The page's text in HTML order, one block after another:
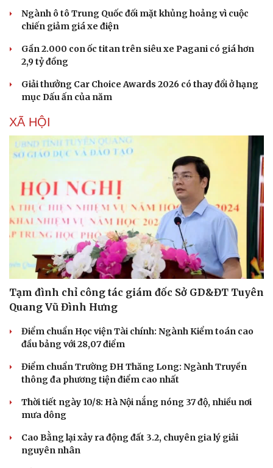
Ngành ô tô Trung Quốc đối mặt khủng hoảng vì cuộc
chiến giảm giá xe điện
Gần 2.000 con ốc titan trên siêu xe Pagani có giá hơn
2,9 tỷ đồng
Giải thưởng Car Choice Awards 2026 có thay đổi ở hạng
mục Dấu ấn của năm
XÃ HỘI
Tạm đình chỉ công tác giám đốc Sở GD&ĐT Tuyên
Quang Vũ Đình Hưng
Điểm chuẩn Học viện Tài chính: Ngành Kiểm toán cao
đầu bảng với 28,07 điểm
Điểm chuẩn Trường ĐH Thăng Long: Ngành Truyền
thông đa phương tiện điểm cao nhất
Thời tiết ngày 10/8: Hà Nội nắng nóng 37 độ, nhiều nơi
mưa dông
Cao Bằng lại xảy ra động đất 3.2, chuyên gia lý giải
nguyên nhân